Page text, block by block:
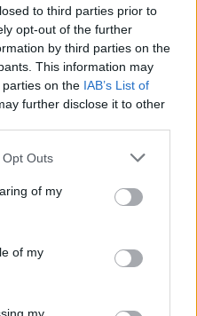
to third parties prior to
opt-out of the further
by third parties on the
This information may
on the IAB’s List of
further disclose it to other
Outs
of my
of my
e a Ásia:
: